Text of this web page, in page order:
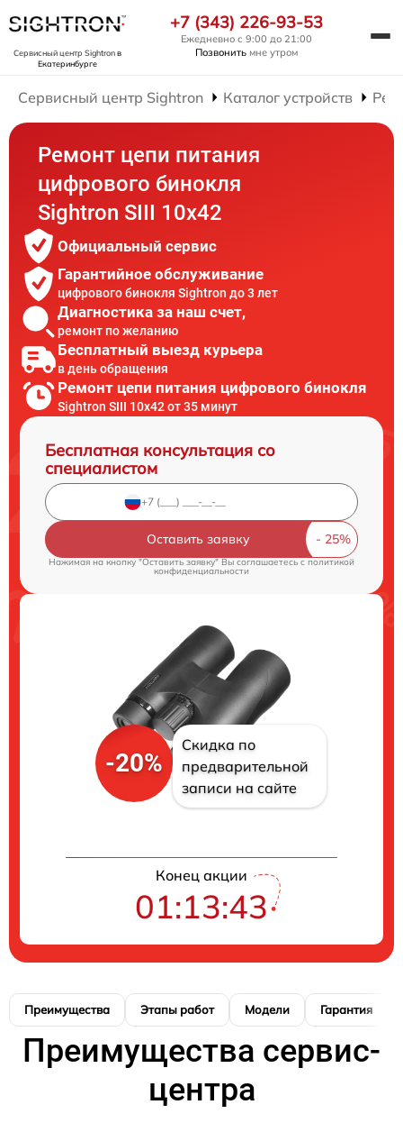
Сервисный центр Sightronв
Екатеринбурге
+7 (343) 226-93-53
Ежедневно с 9:00 до 21:00
Позвонить мне утром
Сервисный центр Sightron Каталог устройств
Ремонт цепи питания
цифрового бинокля
Sightron SIII 10x42
Официальный сервис
Гарантийное обслуживание
цифрового бинокля Sightron до 3 лет
Диагностика за наш счет,
ремонт по желанию
Бесплатный выезд курьера
в день обращения
Ремонт цепи питания цифрового бинокля
Sightron SIII 10x42 от 35 минут
Бесплатная консультация со
специалистом
Оставить заявку
Нажимая на кнопку "Оставить заявку" Вы соглашаетесь cполитикой
конфиденциальности
-20%
Скидка по
предварительной
записи на сайте
Конец акции
01:13:42
Преимущества Этапы работ Модели Гарантия
Преимущества сервис-
центра